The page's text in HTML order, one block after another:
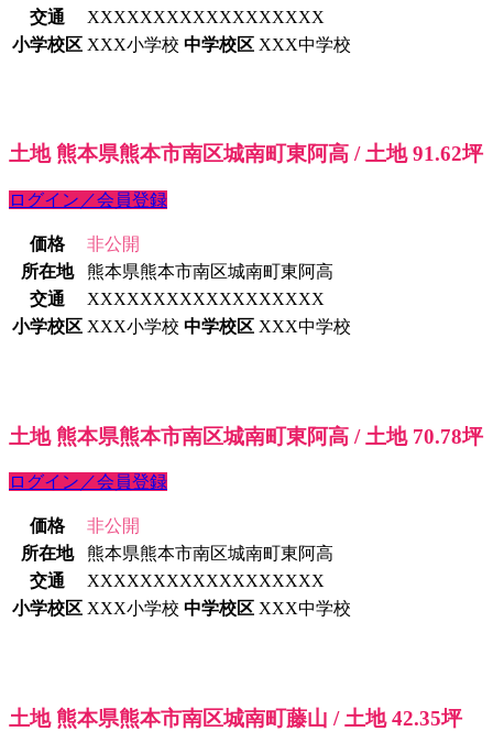
交通
XXXXXXXXXXXXXXXXXX
小学校区 XXX小学校 中学校区 XXX中学校
土地 熊本県熊本市南区城南町東阿高 / 土地 91.62坪
ログイン／会員登録
価格
非公開
所在地
熊本県熊本市南区城南町東阿高
交通
XXXXXXXXXXXXXXXXXX
小学校区 XXX小学校 中学校区 XXX中学校
土地 熊本県熊本市南区城南町東阿高 / 土地 70.78坪
ログイン／会員登録
価格
非公開
所在地
熊本県熊本市南区城南町東阿高
交通
XXXXXXXXXXXXXXXXXX
小学校区 XXX小学校 中学校区 XXX中学校
土地 熊本県熊本市南区城南町藤山 / 土地 42.35坪